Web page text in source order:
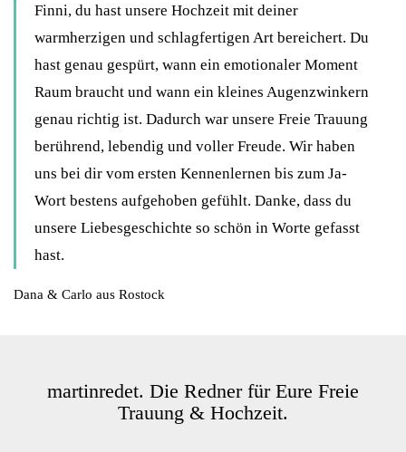
Finni, du hast unsere Hochzeit mit deiner
warmherzigen und schlagfertigen Art bereichert. Du
hast genau gespürt, wann ein emotionaler Moment
Raum braucht und wann ein kleines Augenzwinkern
genau richtig ist. Dadurch war unsere Freie Trauung
berührend, lebendig und voller Freude. Wir haben
uns bei dir vom ersten Kennenlernen bis zum Ja-
Wort bestens aufgehoben gefühlt. Danke, dass du
unsere Liebesgeschichte so schön in Worte gefasst
hast.
Dana & Carlo aus Rostock
martinredet. Die Redner für Eure Freie
Trauung & Hochzeit.